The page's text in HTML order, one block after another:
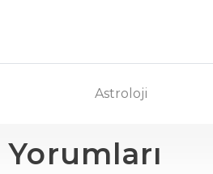
Astroloji